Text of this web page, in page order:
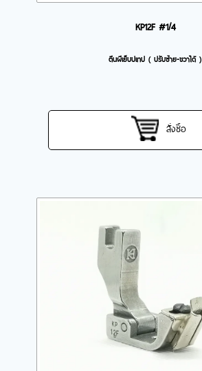
KP12F #1/4
ตีนผีเย็บปเทป ( ปรับซ้าย-ขวาได้ )
สั่งซื้อ